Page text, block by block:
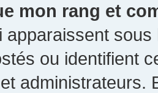
mon rang et
apparaissent
ou identifient
administrateurs.